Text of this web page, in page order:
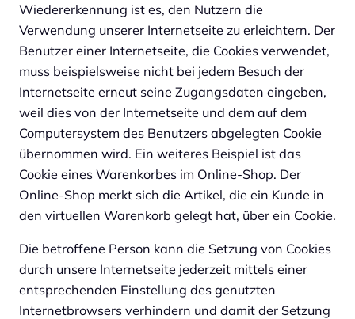
Wiedererkennung ist es, den Nutzern die
Verwendung unserer Internetseite zu erleichtern. Der
Benutzer einer Internetseite, die Cookies verwendet,
muss beispielsweise nicht bei jedem Besuch der
Internetseite erneut seine Zugangsdaten eingeben,
weil dies von der Internetseite und dem auf dem
Computersystem des Benutzers abgelegten Cookie
übernommen wird. Ein weiteres Beispiel ist das
Cookie eines Warenkorbes im Online-Shop. Der
Online-Shop merkt sich die Artikel, die ein Kunde in
den virtuellen Warenkorb gelegt hat, über ein Cookie.
Die betroffene Person kann die Setzung von Cookies
durch unsere Internetseite jederzeit mittels einer
entsprechenden Einstellung des genutzten
Internetbrowsers verhindern und damit der Setzung